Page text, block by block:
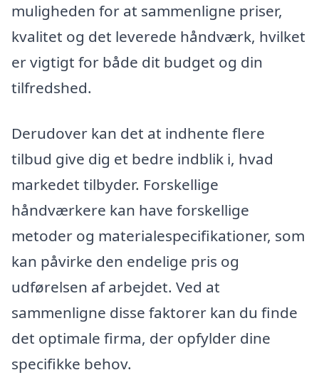
muligheden for at sammenligne priser,
kvalitet og det leverede håndværk, hvilket
er vigtigt for både dit budget og din
tilfredshed.
Derudover kan det at indhente flere
tilbud give dig et bedre indblik i, hvad
markedet tilbyder. Forskellige
håndværkere kan have forskellige
metoder og materialespecifikationer, som
kan påvirke den endelige pris og
udførelsen af arbejdet. Ved at
sammenligne disse faktorer kan du finde
det optimale firma, der opfylder dine
specifikke behov.